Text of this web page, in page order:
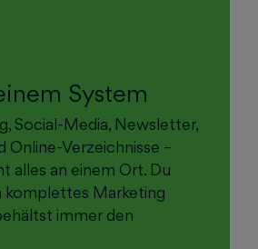
System
Social-Media, Newsletter,
Online-Verzeichnisse –
alles an einem Ort. Du
komplettes Marketing
immer den